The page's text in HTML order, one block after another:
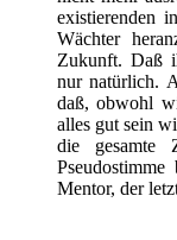
existierenden
Wächter
Zukunft. Daß
nur natürlich.
daß, obwohl
alles gut sein
die gesamte
Mentor, der